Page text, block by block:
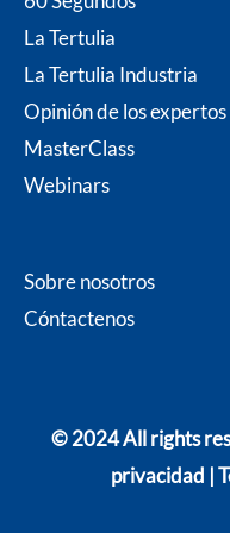
La Tertulia
La Tertulia Industria
Opinión de los expertos
MasterClass
Webinars
Sobre nosotros
Cóntactenos
© 2024 All rights
privacidad |